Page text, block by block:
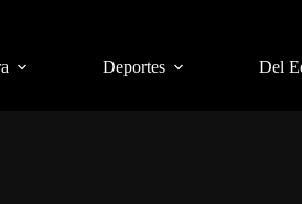
Deportes Del